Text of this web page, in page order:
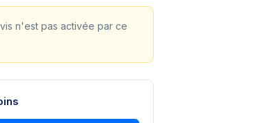
n'est pas activée par ce